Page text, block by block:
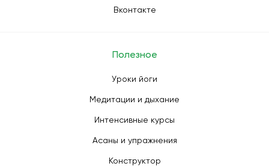
Вконтакте
Полезное
Уроки йоги
Медитации и дыхание
Интенсивные курсы
Асаны и упражнения
Конструктор